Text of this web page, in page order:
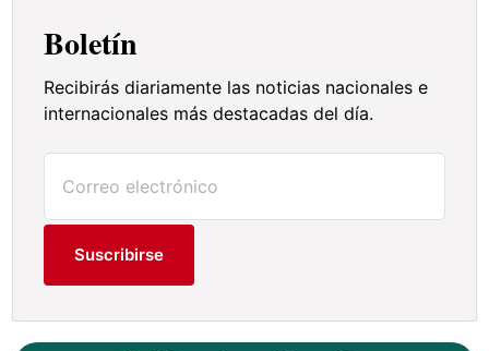
Boletín
Recibirás diariamente las noticias nacionales e
internacionales más destacadas del día.
Suscribirse